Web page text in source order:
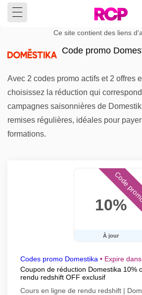
Ce site contient des liens
Code promo
Avec 2 codes promo actifs et 2 offres
choisissez la réduction qui
campagnes saisonnières de
remises régulières, idéales pour
formations.
10%
À jour
Code
Codes promo Domestika • Expire
Coupon de réduction Domestika 10%
rendu redshift OFF exclusif
Cours en ligne de rendu redshift |